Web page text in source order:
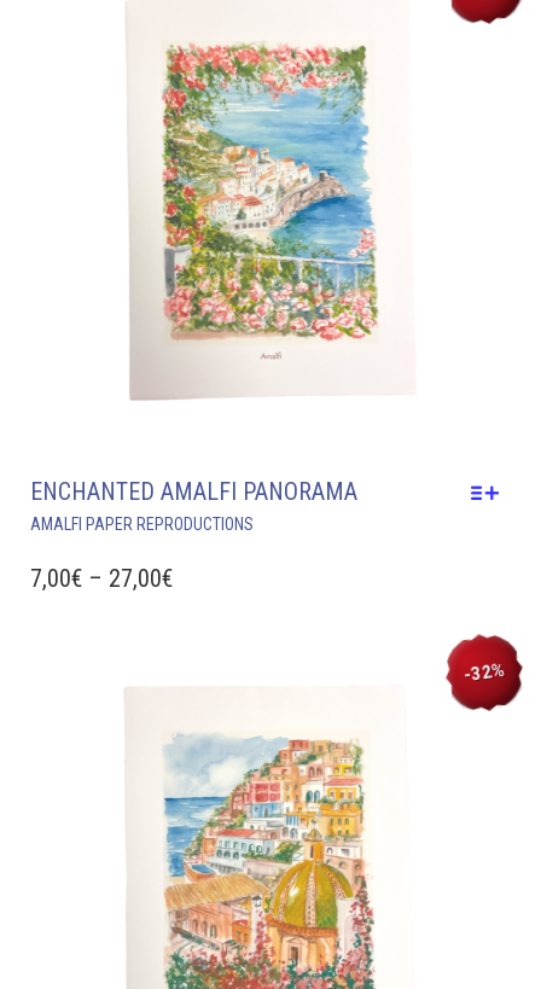
ENCHANTED AMALFI PANORAMA
AMALFI PAPER REPRODUCTIONS
CHOSEN
ON
THE
PRODUCT
PAGE
7,00€ – 27,00€PRICE
-32%